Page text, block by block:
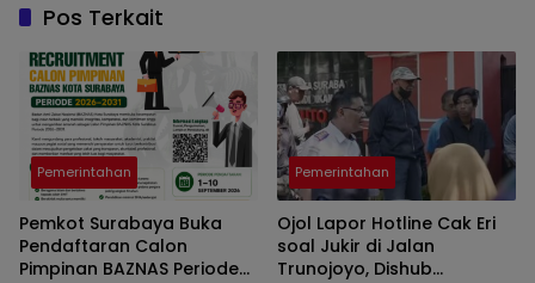
Pos Terkait
Pemerintahan
Pemkot Surabaya Buka
Pendaftaran Calon
Pimpinan BAZNAS Periode
Pemerintahan
Ojol Lapor Hotline Cak Eri
soal Jukir di Jalan
Trunojoyo, Dishub